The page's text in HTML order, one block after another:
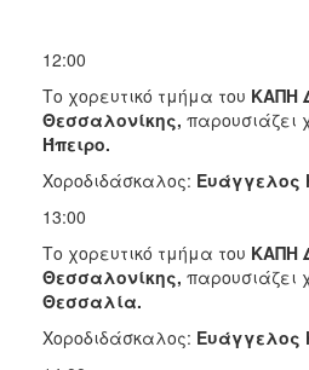
12:00
Το χορευτικό τμήμα του ΚΑΠΗ
Θεσσαλονίκης, παρουσιάζει
Ήπειρο.
Χοροδιδάσκαλος: Ευάγγελος
13:00
Το χορευτικό τμήμα του ΚΑΠΗ
Θεσσαλονίκης, παρουσιάζει
Θεσσαλία.
Χοροδιδάσκαλος: Ευάγγελος